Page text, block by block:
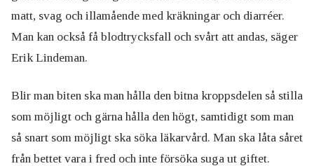
matt, svag och illamående med kräkningar och diarréer.
Man kan också få blodtrycksfall och svårt att andas, säger
Erik Lindeman.
Blir man biten ska man hålla den bitna kroppsdelen så stilla
som möjligt och gärna hålla den högt, samtidigt som man
så snart som möjligt ska söka läkarvård. Man ska låta såret
från bettet vara i fred och inte försöka suga ut giftet.